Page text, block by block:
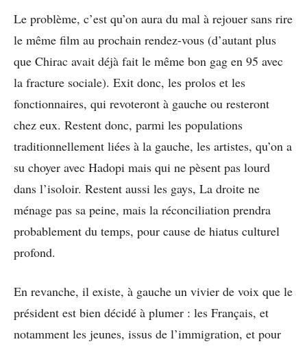
Le problème, c’est qu’on aura du mal à rejouer sans rire
le même film au prochain rendez-vous (d’autant plus
que Chirac avait déjà fait le même bon gag en 95 avec
la fracture sociale). Exit donc, les prolos et les
fonctionnaires, qui revoteront à gauche ou resteront
chez eux. Restent donc, parmi les populations
traditionnellement liées à la gauche, les artistes, qu’on a
su choyer avec Hadopi mais qui ne pèsent pas lourd
dans l’isoloir. Restent aussi les gays, La droite ne
ménage pas sa peine, mais la réconciliation prendra
probablement du temps, pour cause de hiatus culturel
profond.
En revanche, il existe, à gauche un vivier de voix que le
président est bien décidé à plumer : les Français, et
notamment les jeunes, issus de l’immigration, et pour